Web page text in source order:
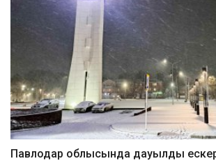
Павлодар облысында дауылды